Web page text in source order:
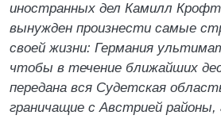
иностранных дел Камилл
вынужден произнести самые
своей жизни: Германия
чтобы в течение ближайших
передана вся Судетская
граничащие с Австрией районы,